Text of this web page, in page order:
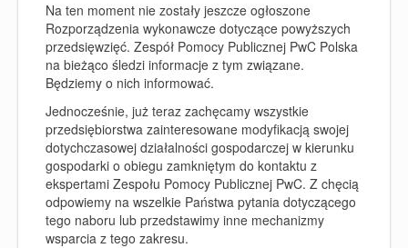
Na ten moment nie zostały jeszcze ogłoszone
Rozporządzenia wykonawcze dotyczące powyższych
przedsięwzięć. Zespół Pomocy Publicznej PwC Polska
na bieżąco śledzi informacje z tym związane.
Będziemy o nich informować.
Jednocześnie, już teraz zachęcamy wszystkie
przedsiębiorstwa zainteresowane modyfikacją swojej
dotychczasowej działalności gospodarczej w kierunku
gospodarki o obiegu zamkniętym do kontaktu z
ekspertami Zespołu Pomocy Publicznej PwC. Z chęcią
odpowiemy na wszelkie Państwa pytania dotyczącego
tego naboru lub przedstawimy inne mechanizmy
wsparcia z tego zakresu.